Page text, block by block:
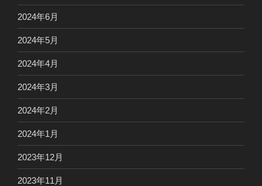
2024年6月
2024年5月
2024年4月
2024年3月
2024年2月
2024年1月
2023年12月
2023年11月